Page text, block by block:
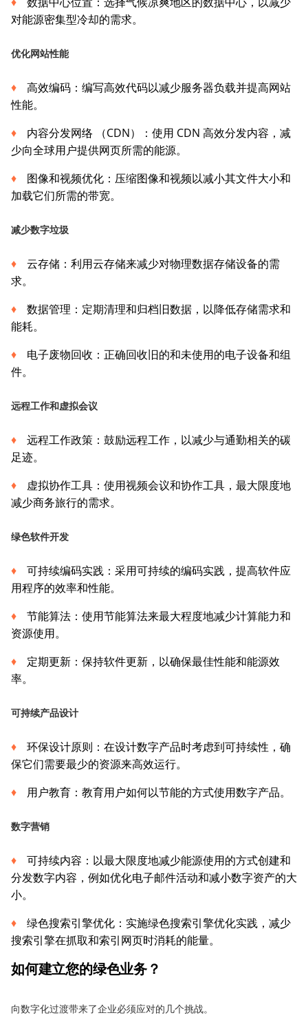
对能源密集型冷却的需求。
优化网站性能
高效编码：编写高效代码以减少服务器负载并提高网站
性能。
内容分发网络 （CDN）：使用 CDN 高效分发内容，减
少向全球用户提供网页所需的能源。
图像和视频优化：压缩图像和视频以减小其文件大小和
加载它们所需的带宽。
减少数字垃圾
云存储：利用云存储来减少对物理数据存储设备的需
求。
数据管理：定期清理和归档旧数据，以降低存储需求和
能耗。
电子废物回收：正确回收旧的和未使用的电子设备和组
件。
远程工作和虚拟会议
远程工作政策：鼓励远程工作，以减少与通勤相关的碳
足迹。
虚拟协作工具：使用视频会议和协作工具，最大限度地
减少商务旅行的需求。
绿色软件开发
可持续编码实践：采用可持续的编码实践，提高软件应
用程序的效率和性能。
节能算法：使用节能算法来最大程度地减少计算能力和
资源使用。
定期更新：保持软件更新，以确保最佳性能和能源效
率。
可持续产品设计
环保设计原则：在设计数字产品时考虑到可持续性，确
保它们需要最少的资源来高效运行。
用户教育：教育用户如何以节能的方式使用数字产品。
数字营销
可持续内容：以最大限度地减少能源使用的方式创建和
分发数字内容，例如优化电子邮件活动和减小数字资产的大
小。
绿色搜索引擎优化：实施绿色搜索引擎优化实践，减少
搜索引擎在抓取和索引网页时消耗的能量。
如何建立您的绿色业务？
向数字化过渡带来了企业必须应对的几个挑战。